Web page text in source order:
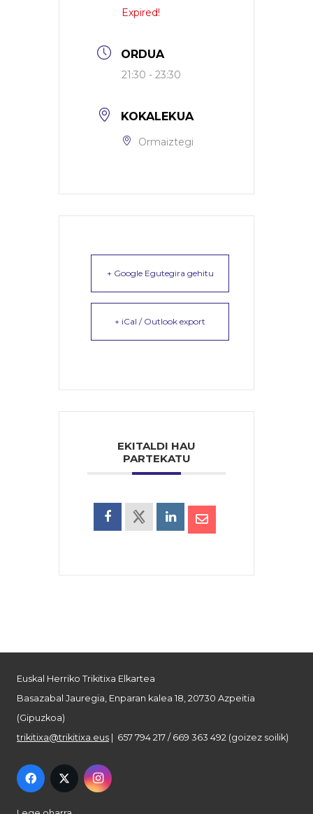
Expired!
ORDUA
21:30 - 23:30
KOKALEKUA
Ormaiztegi
+ Google Egutegira gehitu
+ iCal / Outlook export
EKITALDI HAU
PARTEKATU
Euskal Herriko Trikitixa Elkartea
Basazabal Jauregia, Enparan kalea 18, 20730 Azpeitia
(Gipuzkoa)
trikitixa@trikitixa.eus | 657 794 217 / 669 363 492 (goizez soilik)